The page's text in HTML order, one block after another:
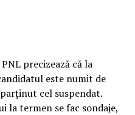
precizează că la
este numit de
cel suspendat.
la termen se fac sondaje,